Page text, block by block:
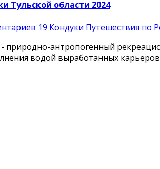
Тульской области 2024
19 Кондуки Путешествия по
природно-антропогенный
водой выработанных